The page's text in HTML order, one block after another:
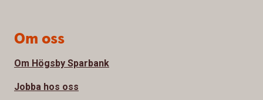
Om oss
Om Högsby Sparbank
Jobba hos oss